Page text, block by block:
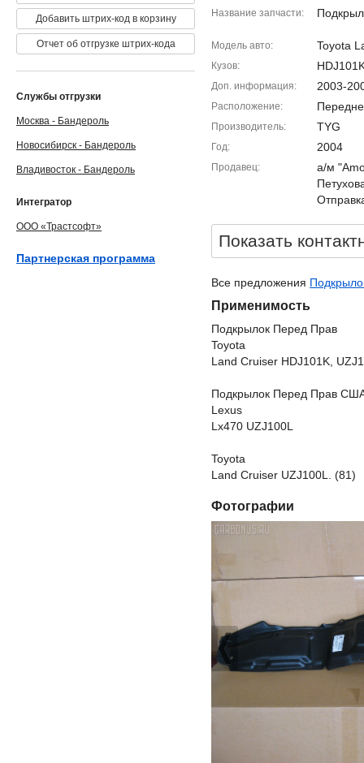
Название запчасти
Модель авто Toyota
Кузов
Доп. информация 2003-
Расположение
Производитель TYG
Год 2004
Продавец
а/м
Показать
Все предложения
Применимость
Подкрылок Перед Прав
Toyota
Land Cruiser HDJ101K,
Подкрылок Перед Прав
Lexus
Lx470 UZJ100L
Toyota
Land Cruiser UZJ100L. (81)
Фотографии
Добавить штрих-код в корзину
Отчет об отгрузке штрих-кода
Службы отгрузки
Москва - Бандероль
Новосибирск - Бандероль
Владивосток - Бандероль
Интегратор
ООО «Трастсофт»
Партнерская программа